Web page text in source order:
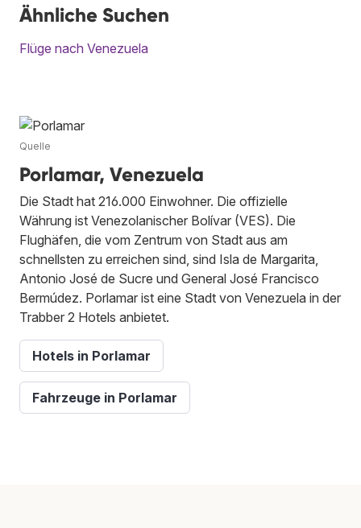
Ähnliche Suchen
Flüge nach Venezuela
Quelle
Porlamar, Venezuela
Die Stadt hat 216.000 Einwohner. Die offizielle
Währung ist Venezolanischer Bolívar (VES). Die
Flughäfen, die vom Zentrum von Stadt aus am
schnellsten zu erreichen sind, sind Isla de Margarita,
Antonio José de Sucre und General José Francisco
Bermúdez. Porlamar ist eine Stadt von Venezuela in der
Trabber 2 Hotels anbietet.
Hotels in Porlamar
Fahrzeuge in Porlamar